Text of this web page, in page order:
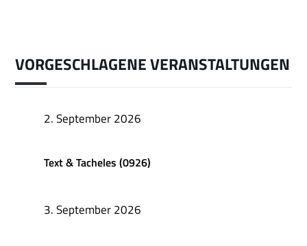
VORGESCHLAGENE VERANSTALTUNGEN
2. September 2026
Text & Tacheles (0926)
3. September 2026